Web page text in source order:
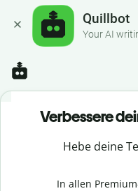
Quillbot
Your AI
Verbessere
Hebe deine
In allen